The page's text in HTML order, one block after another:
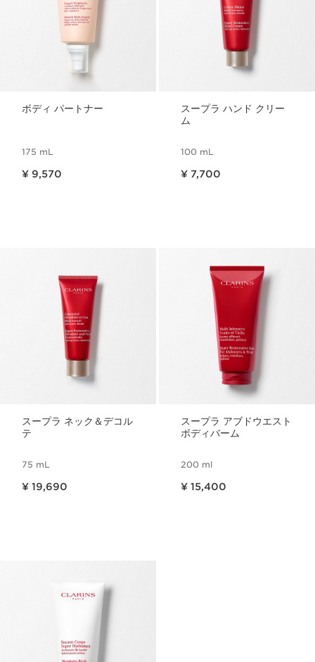
ボディ パートナー
175 mL
¥ 9,570
スープラ ハンド クリー
ム
100 mL
¥ 7,700
スープラ ネック＆デコル
テ
75 mL
¥ 19,690
スープラ アブドウエスト
ボディバーム
200 ml
¥ 15,400